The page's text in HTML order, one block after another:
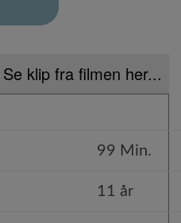
Se klip fra filmen her...
99 Min.
11 år